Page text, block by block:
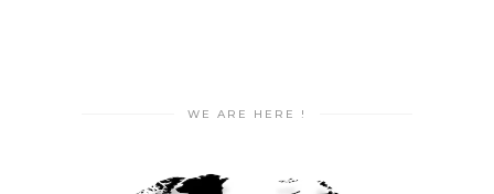
WE ARE HERE !